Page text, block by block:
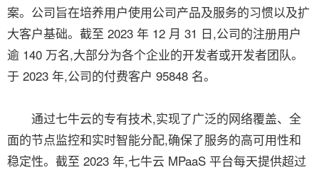
案。公司旨在培养用户使用公司产品及服务的习惯以及扩
大客户基础。截至 2023 年 12 月 31 日,公司的注册用户
逾 140 万名,大部分为各个企业的开发者或开发者团队。
于 2023 年,公司的付费客户 95848 名。
通过七牛云的专有技术,实现了广泛的网络覆盖、全
面的节点监控和实时智能分配,确保了服务的高可用性和
稳定性。截至 2023 年,七牛云 MPaaS 平台每天提供超过